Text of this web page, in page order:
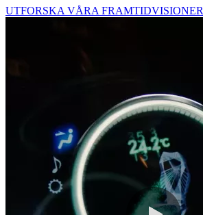
UTFORSKA VÅRA FRAMTIDVISIONER